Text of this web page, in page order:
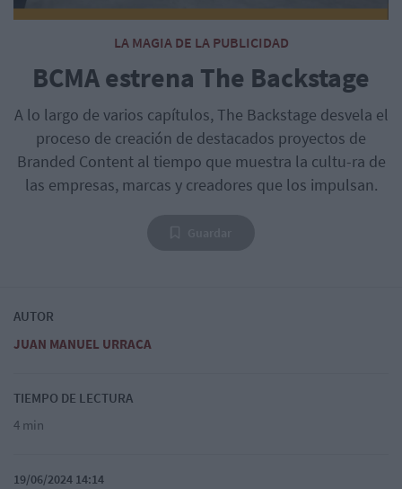
LA MAGIA DE LA PUBLICIDAD
BCMA estrena The Backstage
A lo largo de varios capítulos, The Backstage desvela el
proceso de creación de destacados proyectos de
Branded Content al tiempo que muestra la cultu-ra de
las empresas, marcas y creadores que los impulsan.
AUTOR
JUAN MANUEL URRACA
TIEMPO DE LECTURA
4 min
19/06/2024 14:14